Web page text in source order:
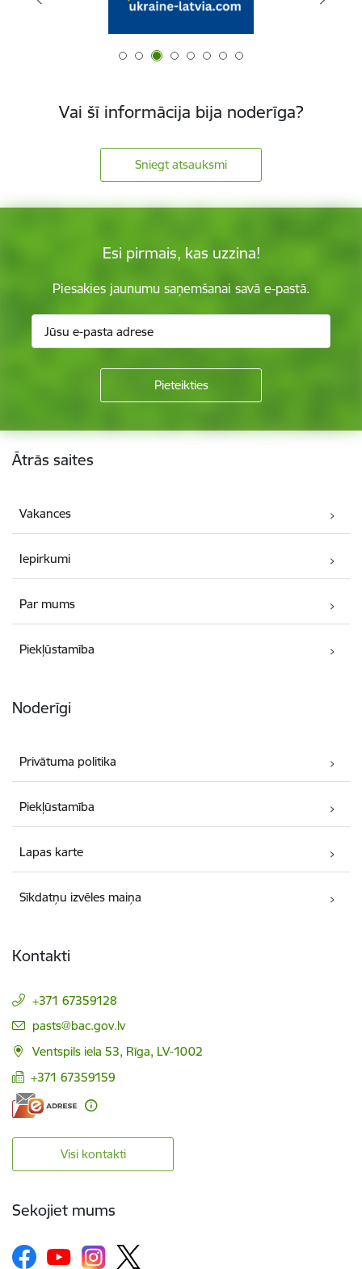
Vai šī informācija bija noderīga?
Sniegt atsauksmi
Esi pirmais, kas uzzina!
Piesakies jaunumu saņemšanai savā e-pastā.
Kājene
Ātrās saites
Vakances
Iepirkumi
Par mums
Piekļūstamība
Noderīgi
Privātuma politika
Piekļūstamība
Lapas karte
Sīkdatņu izvēles maiņa
Kontakti
+371 67359128
E-pasts:
pasts@bac.gov.lv
Ventspils iela 53, Rīga, LV-1002
+371 67359159
Visi kontakti
Sekojiet mums